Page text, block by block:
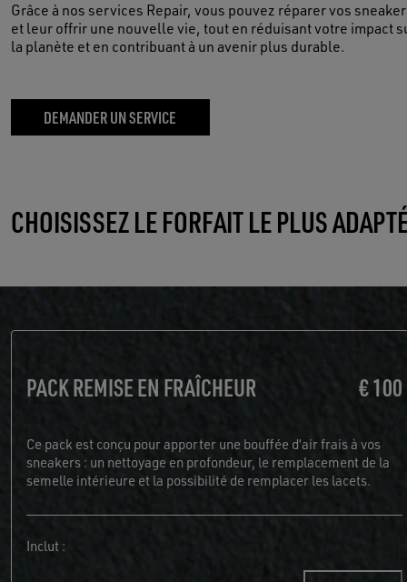
Grâce à nos services Repair, vous pouvez réparer vos
et leur offrir une nouvelle vie, tout en réduisant votre impact
la planète et en contribuant à un avenir plus durable.
DEMANDER UN SERVICE
CHOISISSEZ LE FORFAIT LE PLUS
PACK REMISE EN FRAÎCHEUR € 100
Ce pack est conçu pour apporter une bouffée d’air frais à vos
sneakers : un nettoyage en profondeur, le remplacement de la
semelle intérieure et la possibilité de remplacer les lacets.
Inclut :